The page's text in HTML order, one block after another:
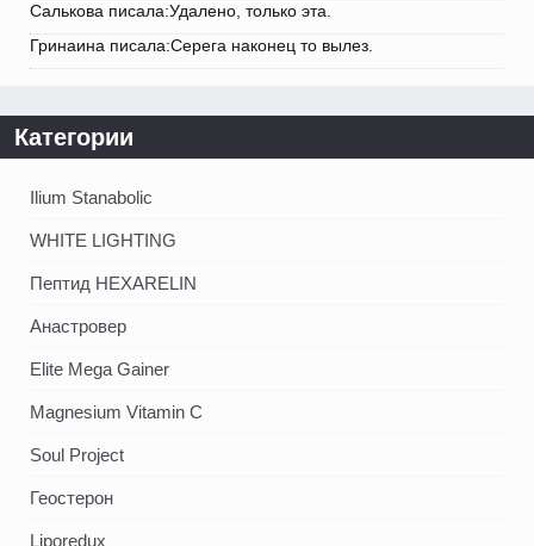
Салькова писала:Удалено, только эта.
Гринаина писала:Серега наконец то вылез.
Категории
Ilium Stanabolic
WHITE LIGHTING
Пептид HEXARELIN
Анастровер
Elite Mega Gainer
Magnesium Vitamin C
Soul Project
Геостерон
Liporedux